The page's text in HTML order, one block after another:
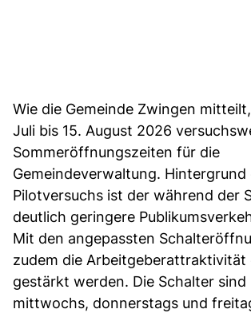
Wie die Gemeinde Zwingen
Juli bis 15. August 2026
Sommeröffnungszeiten für die
Gemeindeverwaltung. Hintergrund
Pilotversuchs ist der während der
deutlich geringere
Mit den angepassten
zudem die Arbeitgeberattraktivität
gestärkt werden. Die Schalter sind
mittwochs, donnerstags und